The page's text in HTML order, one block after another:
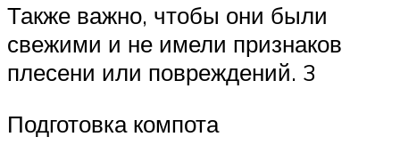
Также важно, чтобы они были
свежими и не имели признаков
плесени или повреждений. 3
Подготовка компота